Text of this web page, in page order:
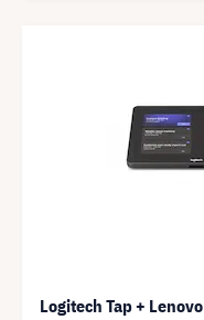
Logitech Tap +